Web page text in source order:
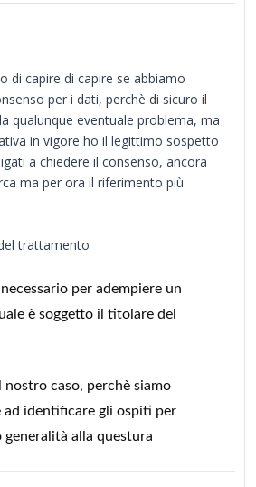
di capire di capire se abbiamo
per i dati, perchè di sicuro il
qualunque eventuale problema, ma
in vigore ho il legittimo sospetto
a chiedere il consenso, ancora
ma per ora il riferimento più
trattamento
per adempiere un
è soggetto il titolare del
nostro caso, perchè siamo
ad identificare gli ospiti per
alla questura